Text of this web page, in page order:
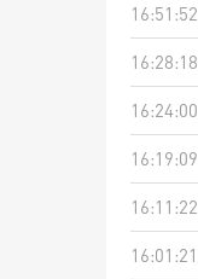
16:51:52
16:28:18
16:24:00
16:19:09
16:11:22
16:01:21